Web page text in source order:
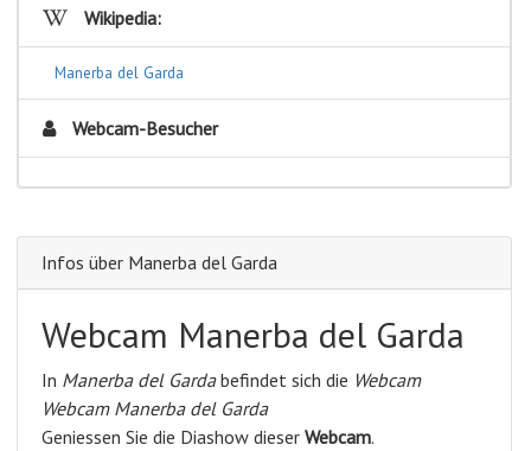
Wikipedia:
Manerba del Garda
Webcam-Besucher
Infos über Manerba del Garda
Webcam Manerba del Garda
In Manerba del Gardabefindet sich die Webcam
Webcam Manerba del Garda
Geniessen Sie die Diashow dieser Webcam.